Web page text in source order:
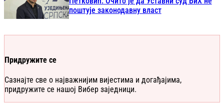
поштује законодавну власт
Придружите се
Сазнајте све о најважнијим вијестима и догађајима,
придружите се нашој Вибер заједници.